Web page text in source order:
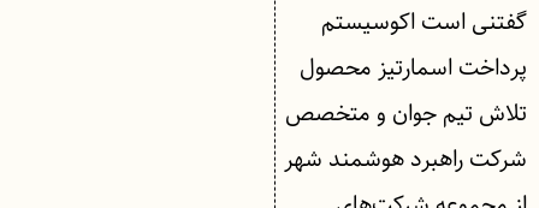
گفتنی است اکوسیستم
پرداخت اسمارتیز محصول
تلاش تیم جوان و متخصص
شرکت راهبرد هوشمند شهر